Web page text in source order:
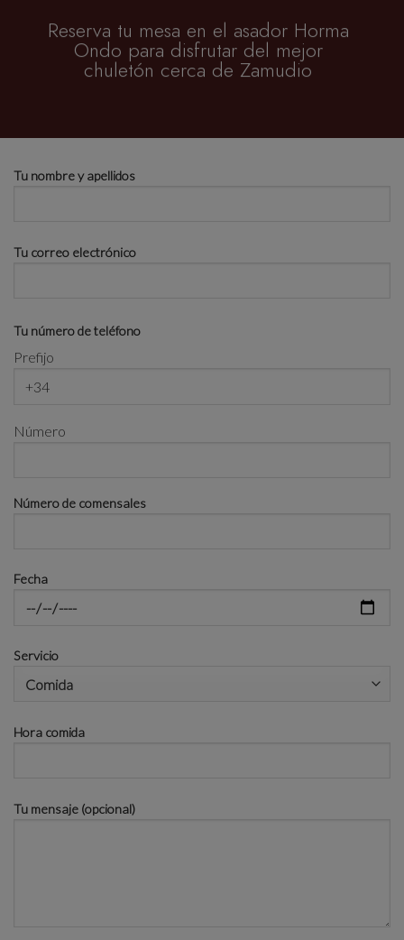
Reserva tu mesa en el asador Horma
Ondo para disfrutar del mejor
chuletón cerca de Zamudio
Tu nombre y apellidos
Tu correo electrónico
Tu número de teléfono
Prefijo
Número
Número de comensales
Fecha
Servicio
Hora comida
Tu mensaje (opcional)